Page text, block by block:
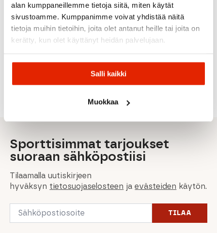
alan kumppaneillemme tietoja siitä, miten käytät
sivustoamme. Kumppanimme voivat yhdistää näitä
tietoja muihin tietoihin, joita olet antanut heille tai joita on
kerätty, kun olet käyttänyt heidän palvelujaan.
Salli kaikki
Muokkaa
Oakley
Oakley
Aurinkolasit
BLAKC/PRIZMBLACK
BLACK/SAPPHIRE
Solar
Solar
Aurinkolasit
Bolle
44,00€
Alkuperäinen
hinta
44,00 €.
39,90€
Nykyinen
hinta
39,90 €.
Bolle
Tripoint
hinta
hinta
Tripoint
Lake
Prespa
Small
Tripoint
Sporttisimmat tarjoukset
suoraan sähköpostiisi
Tilaamalla uutiskirjeen
hyväksyn tietosuojaselosteen jaevästeiden käytön.
Email
TILAA